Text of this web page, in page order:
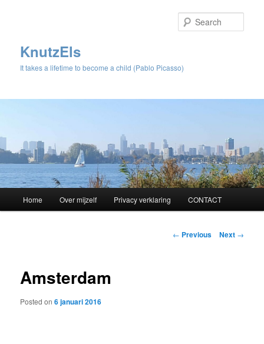
KnutzEls
It takes a lifetime to become a child (Pablo Picasso)
Skip
content
Home Over mijzelf Privacy verklaring CONTACT
Post
← Previous Next →
Amsterdam
Posted on6 januari 2016